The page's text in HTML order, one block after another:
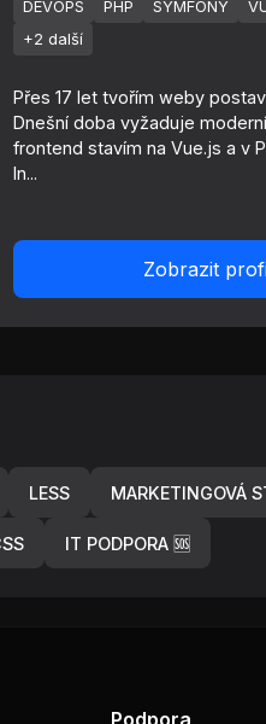
DEVOPS PHP SYMFONY
+2 další
Přes 17 let tvořím weby
Dnešní doba vyžaduje
frontend stavím na Vue.js a v
In...
Zobrazit
LESS MARKETINGOVÁ
IT PODPORA 🆘